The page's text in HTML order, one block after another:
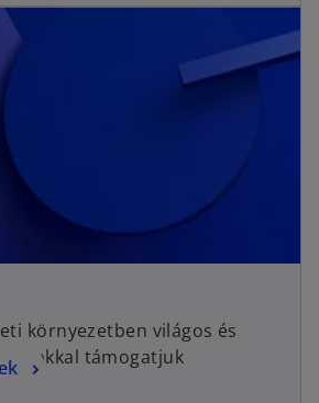
környezetben világos és
támogatjuk